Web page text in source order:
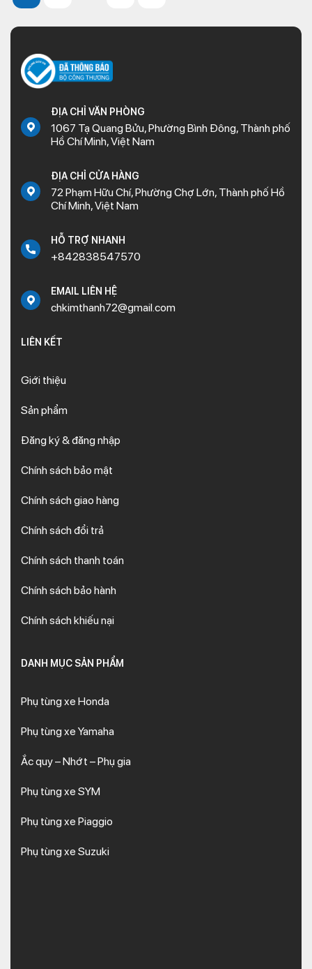
ĐỊA CHỈ VĂN PHÒNG
1067 Tạ Quang Bửu, Phường Bình Đông, Thành phố
Hồ Chí Minh, Việt Nam
ĐỊA CHỈ CỬA HÀNG
72 Phạm Hữu Chí, Phường Chợ Lớn, Thành phố Hồ
Chí Minh, Việt Nam
HỖ TRỢ NHANH
+842838547570
EMAIL LIÊN HỆ
chkimthanh72@gmail.com
LIÊN KẾT
Giới thiệu
Sản phẩm
Đăng ký & đăng nhập
Chính sách bảo mật
Chính sách giao hàng
Chính sách đổi trả
Chính sách thanh toán
Chính sách bảo hành
Chính sách khiếu nại
DANH MỤC SẢN PHẨM
Phụ tùng xe Honda
Phụ tùng xe Yamaha
Ắc quy – Nhớt – Phụ gia
Phụ tùng xe SYM
Phụ tùng xe Piaggio
Phụ tùng xe Suzuki